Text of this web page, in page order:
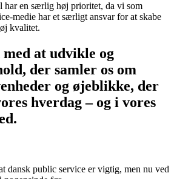
har en særlig høj prioritet, da vi som
medie har et særligt ansvar for at skabe
kvalitet.
at udvikle og
der samler os om
og øjeblikke, der
hverdag – og i vores
dansk public service er vigtig, men nu ved